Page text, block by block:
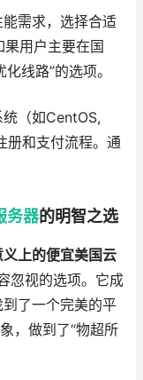
需求，选择合适
用户主要在国
线路”的选项。
（如CentOS,
册和支付流程。通
务器的明智之选
义上的便宜美国云
忽视的选项。它成
到了一个完美的平
，做到了“物超所